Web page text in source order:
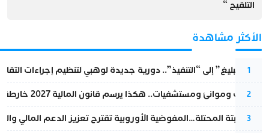
التلقيح “
الأكثر مشاهدة
1
من “التبليغ” إلى “التنفيذ”.. دورية جديدة لوهبي لتنظيم إجراءات
2
قطارات وموانئ ومستشفيات.. هكذا يرسم قانون المالية 2027 خارطة المغرب المقبل
3
أزمة سبتة المحتلة…المفوضية الأوروبية تقترح تعزيز الدعم المالي